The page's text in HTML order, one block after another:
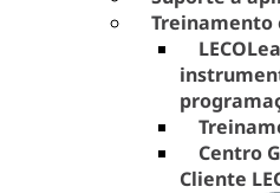
Centro
Cliente